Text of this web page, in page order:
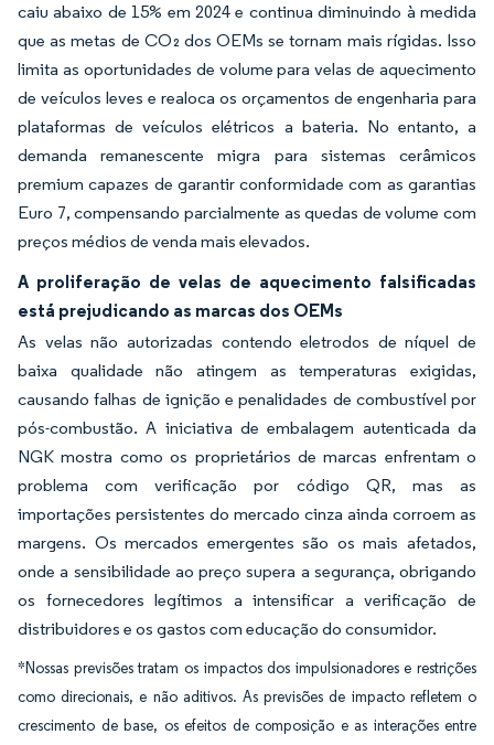
caiu abaixo de 15% em 2024 e continua diminuindo à medida
que as metas de CO₂ dos OEMs se tornam mais rígidas. Isso
limita as oportunidades de volume para velas de aquecimento
de veículos leves e realoca os orçamentos de engenharia para
plataformas de veículos elétricos a bateria. No entanto, a
demanda remanescente migra para sistemas cerâmicos
premium capazes de garantir conformidade com as garantias
Euro 7, compensando parcialmente as quedas de volume com
preços médios de venda mais elevados.
A proliferação de velas de aquecimento falsificadas
está prejudicando as marcas dos OEMs
As velas não autorizadas contendo eletrodos de níquel de
baixa qualidade não atingem as temperaturas exigidas,
causando falhas de ignição e penalidades de combustível por
pós-combustão. A iniciativa de embalagem autenticada da
NGK mostra como os proprietários de marcas enfrentam o
problema com verificação por código QR, mas as
importações persistentes do mercado cinza ainda corroem as
margens. Os mercados emergentes são os mais afetados,
onde a sensibilidade ao preço supera a segurança, obrigando
os fornecedores legítimos a intensificar a verificação de
distribuidores e os gastos com educação do consumidor.
*Nossas previsões tratam os impactos dos impulsionadores e restrições
como direcionais, e não aditivos. As previsões de impacto refletem o
crescimento de base, os efeitos de composição e as interações entre